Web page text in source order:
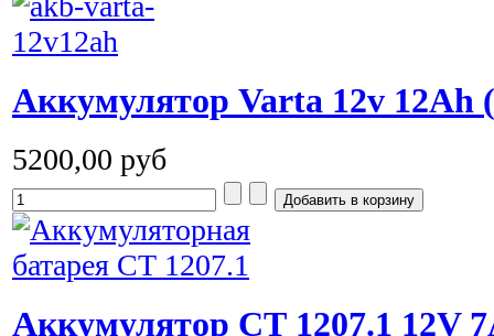
Аккумулятор Varta 12v 12Ah
5200,00 руб
Аккумулятор СТ 1207.1 12V